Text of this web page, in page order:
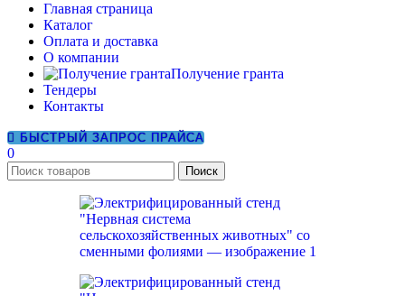
Главная страница
Каталог
Оплата и доставка
О компании
Получение гранта
Тендеры
Контакты
БЫСТРЫЙ ЗАПРОС ПРАЙСА
0
Поиск